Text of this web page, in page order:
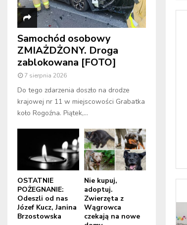
Samochód osobowy
ZMIAŻDŻONY. Droga
zablokowana [FOTO]
7 sierpnia 2026
Do tego zdarzenia doszło na drodze
krajowej nr 11 w miejscowości Grabatka
koło Rogoźna. Piątek,...
OSTATNIE
POŻEGNANIE:
Odeszli od nas
Józef Kucz, Janina
Brzostowska
Nie kupuj,
adoptuj.
Zwierzęta z
Wągrowca
czekają na nowe